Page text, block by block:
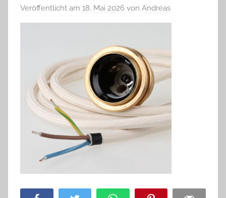
Veröffentlicht am 18. Mai 2026 von Andreas